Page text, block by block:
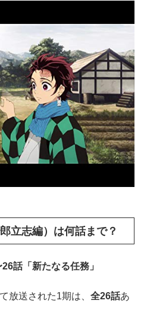
立志編）は何話まで？
話「新たなる任務」
放送された1期は、 全26話あ